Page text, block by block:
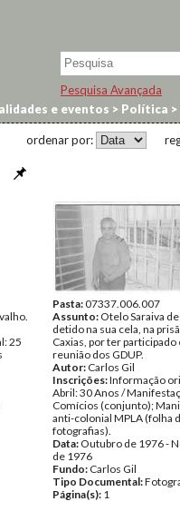
Pesquisa Avançada
e eventos > Política >
ordenar por:
25
Pasta:07337.006.007
Assunto: Otelo Saraiva
detido na sua cela, na
Caxias, por ter participado
reunião dos GDUP.
Autor: Carlos Gil
Inscrições:Informação
Abril: 30 Anos /
Comícios (conjunto);
anti-colonial MPLA (folha
fotografias).
Data: Outubro de 1976 -
de 1976
Fundo: Carlos Gil
Tipo Documental:
Página(s): 1